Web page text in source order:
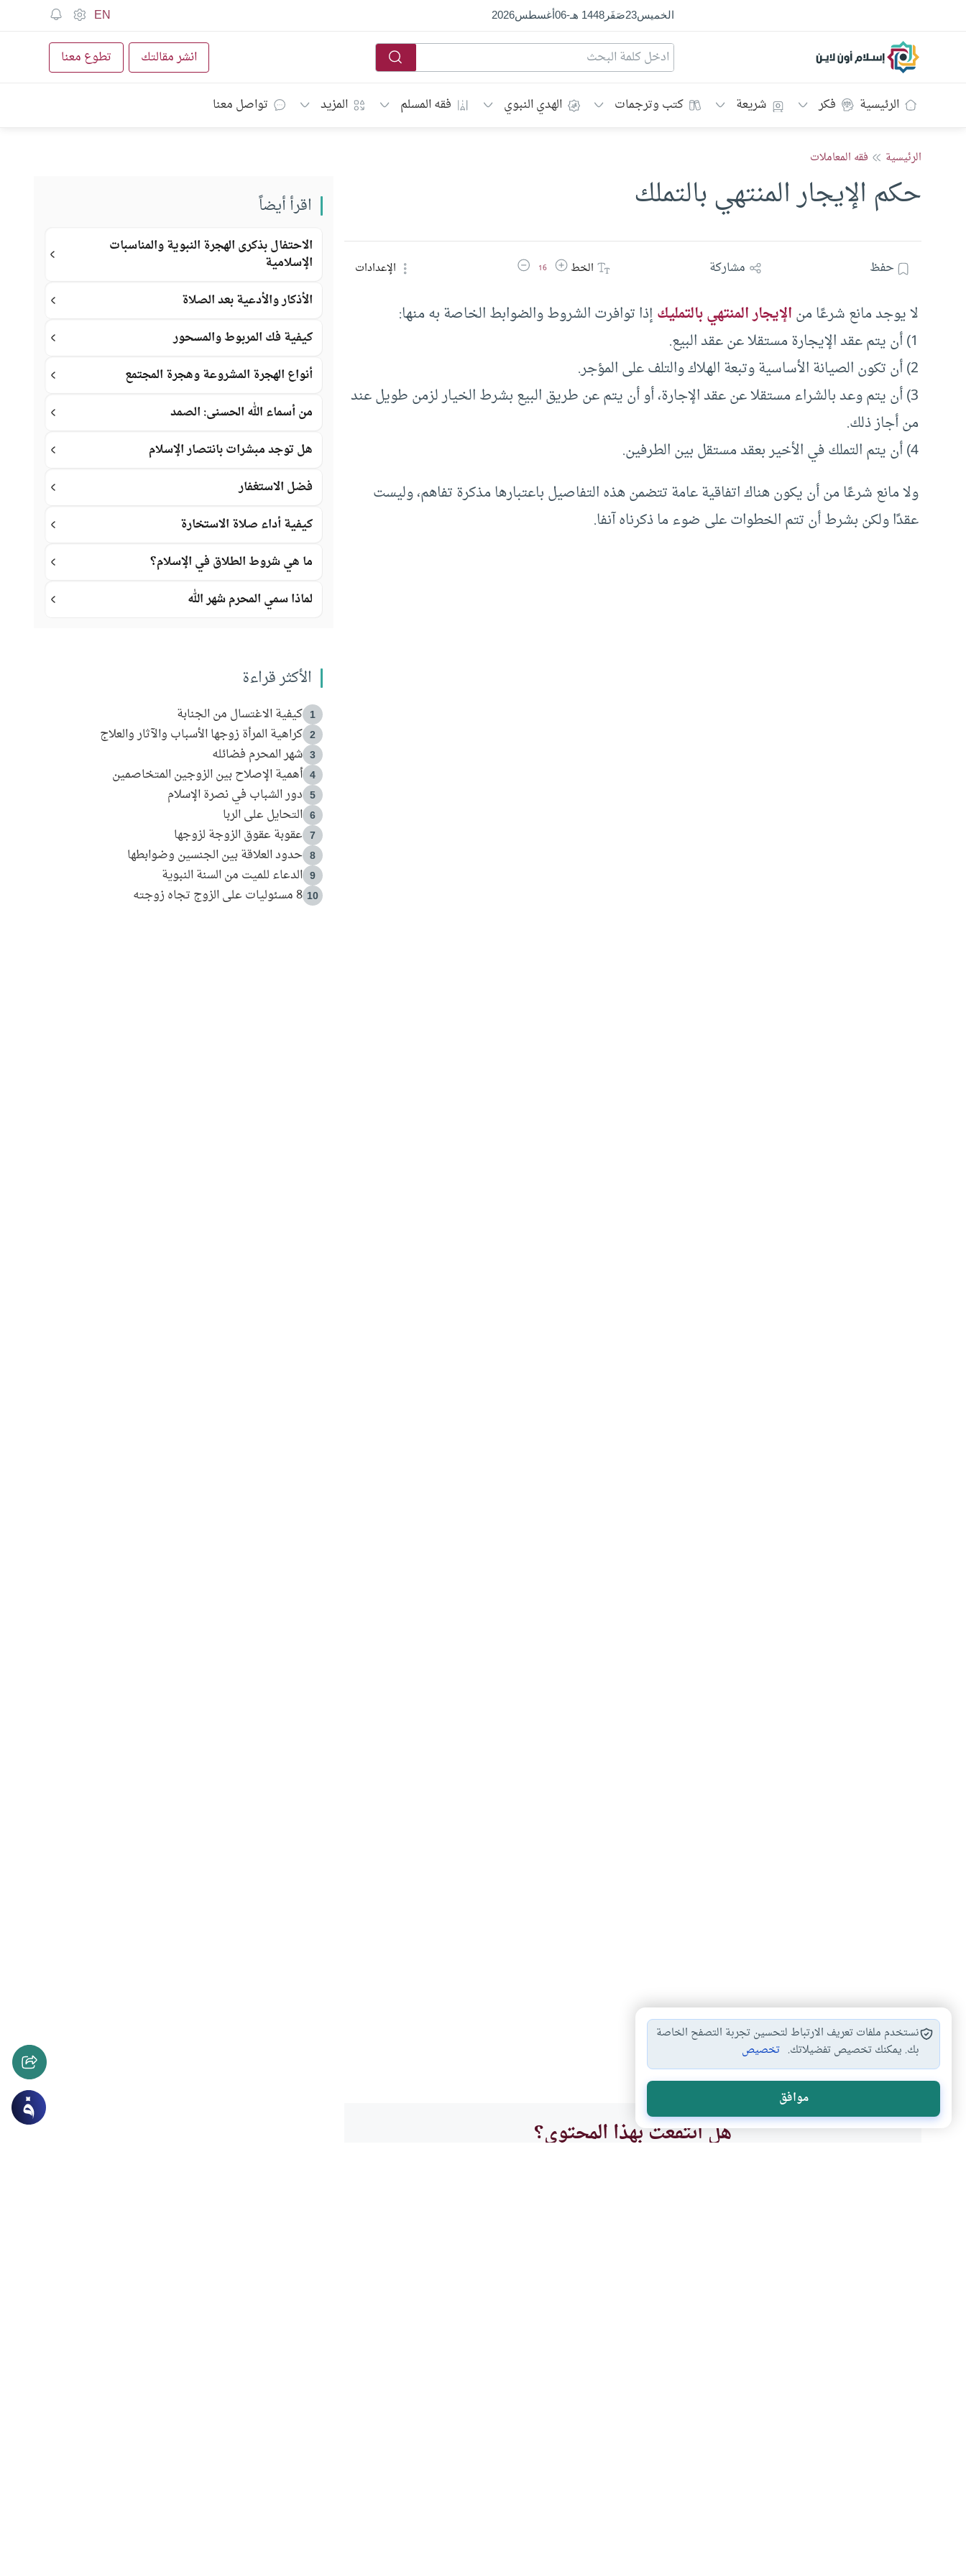
الخميس23صَفَر1448 هـ -
06أغسطس2026
EN
إسلام أون لاين انشر مقالتك تطوع معنا
الرئيسية فكر شريعة كتب وترجمات الهدي النبوي فقه المسلم المزيد تواصل معنا
الرئيسية فقه المعاملات
حكم الإيجار المنتهي بالتملك
حفظ مشاركة الخطزيادة حجم الخط
16 تقليل حجم الخط الإعدادات
لا يوجد مانع شرعًا منالإيجار المنتهي بالتمليكإذا توافرت الشروط والضوابط الخاصة به منها:
1) أن يتم عقد الإيجارة مستقلا عن عقد البيع.
2) أن تكون الصيانة الأساسية وتبعة الهلاك والتلف على المؤجر.
3) أن يتم وعد بالشراء مستقلا عن عقد الإجارة، أو أن يتم عن طريق البيع بشرط الخيار لزمن طويل عند
من أجاز ذلك.
4) أن يتم التملك في الأخير بعقد مستقل بين الطرفين.
ولا مانع شرعًا من أن يكون هناك اتفاقية عامة تتضمن هذه التفاصيل باعتبارها مذكرة تفاهم، وليست
عقدًا ولكن بشرط أن تتم الخطوات على ضوء ما ذكرناه آنفا.
حكم الإيجار المنتهي…
هل انتفعت بهذا المحتوى؟
اقرأ أيضاً
الاحتفال بذكرى الهجرة النبوية والمناسبات
الإسلامية
الأذكار والأدعية بعد الصلاة
كيفية فك المربوط والمسحور
أنواع الهجرة المشروعة وهجرة المجتمع
من أسماء الله الحسنى: الصمد
هل توجد مبشرات بانتصار الإسلام
فضل الاستغفار
كيفية أداء صلاة الاستخارة
ما هي شروط الطلاق في الإسلام؟
لماذا سمي المحرم شهر الله
الأكثر قراءة
1 كيفية الاغتسال من الجنابة
2 كراهية المرأة زوجها الأسباب والآثار والعلاج
3 شهر المحرم فضائله
4 أهمية الإصلاح بين الزوجين المتخاصمين
5 دور الشباب في نصرة الإسلام
6 التحايل على الربا
7 عقوبة عقوق الزوجة لزوجها
8 حدود العلاقة بين الجنسين وضوابطها
9 الدعاء للميت من السنة النبوية
10 8 مسئوليات على الزوج تجاه زوجته
نستخدم ملفات تعريف الارتباط لتحسين تجربة التصفح الخاصة
بك. يمكنك تخصيص تفضيلاتك. تخصيص
موافق